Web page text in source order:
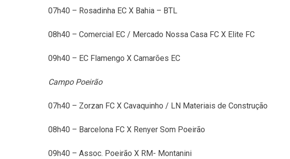
07h40 – Rosadinha EC X Bahia – BTL
08h40 – Comercial EC / Mercado Nossa Casa FC X Elite FC
09h40 – EC Flamengo X Camarões EC
Campo Poeirão
07h40 – Zorzan FC X Cavaquinho / LN Materiais de Construção
08h40 – Barcelona FC X Renyer Som Poeirão
09h40 – Assoc. Poeirão X RM- Montanini